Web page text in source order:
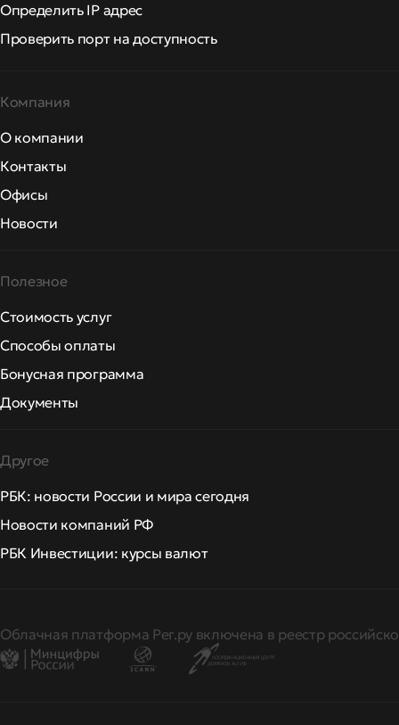
Определить IP адрес
Проверить порт на доступность
Компания
О компании
Контакты
Офисы
Новости
Полезное
Стоимость услуг
Способы оплаты
Бонусная программа
Документы
Другое
РБК: новости России и мира сегодня
Новости компаний РФ
РБК Инвестиции: курсы валют
Облачная платформа Рег.ру включена в реестр